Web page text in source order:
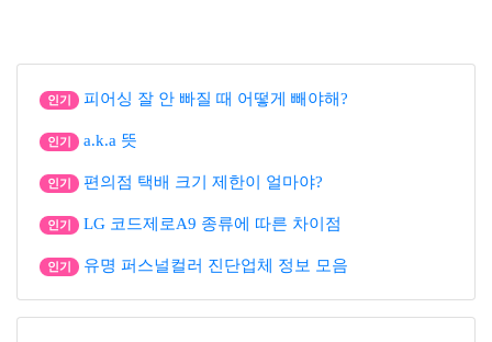
인기 피어싱 잘 안 빠질 때 어떻게 빼야해?
인기 a.k.a 뜻
인기 편의점 택배 크기 제한이 얼마야?
인기 LG 코드제로A9 종류에 따른 차이점
인기 유명 퍼스널컬러 진단업체 정보 모음